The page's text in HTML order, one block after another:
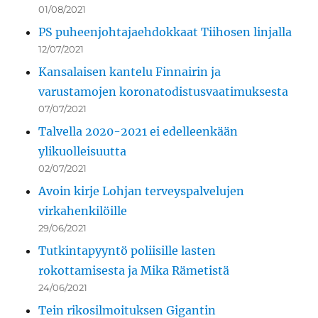
01/08/2021
PS puheenjohtajaehdokkaat Tiihosen linjalla
12/07/2021
Kansalaisen kantelu Finnairin ja
varustamojen koronatodistusvaatimuksesta
07/07/2021
Talvella 2020-2021 ei edelleenkään
ylikuolleisuutta
02/07/2021
Avoin kirje Lohjan terveyspalvelujen
virkahenkilöille
29/06/2021
Tutkintapyyntö poliisille lasten
rokottamisesta ja Mika Rämetistä
24/06/2021
Tein rikosilmoituksen Gigantin